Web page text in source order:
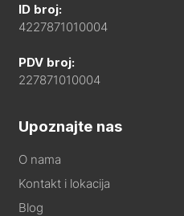
ID broj:
4227871010004
PDV broj:
227871010004
Upoznajte nas
O nama
Kontakt i lokacija
Blog